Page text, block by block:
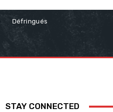
Défringués
STAY CONNECTED